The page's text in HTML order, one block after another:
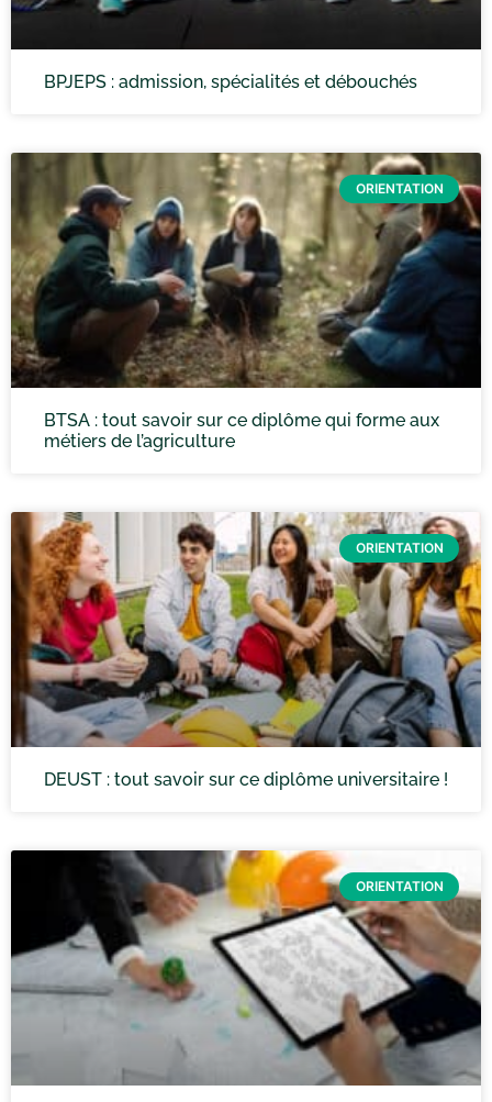
BPJEPS : admission, spécialités et débouchés
ORIENTATION
BTSA : tout savoir sur ce diplôme qui forme aux
métiers de l’agriculture
ORIENTATION
DEUST : tout savoir sur ce diplôme universitaire !
ORIENTATION